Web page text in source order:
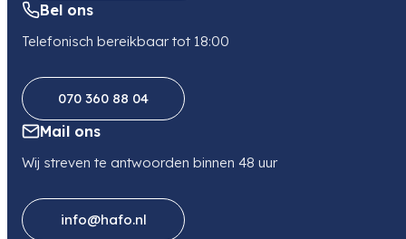
Bel ons
Telefonisch bereikbaar tot 18:00
070 360 88 04
Mail ons
Wij streven te antwoorden binnen 48 uur
info@hafo.nl